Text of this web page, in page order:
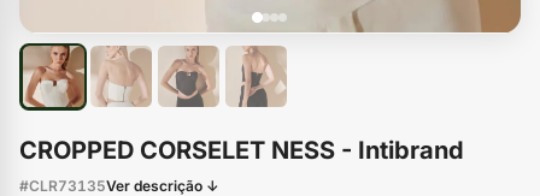
CROPPED CORSELET NESS - Intibrand
#CLR73135Ver descrição ↓